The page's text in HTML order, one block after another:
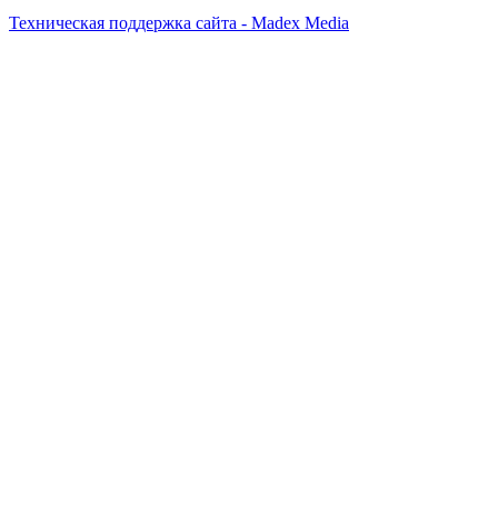
Техническая поддержка сайта - Madex Media